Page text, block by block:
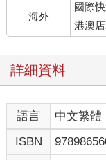
海外
國際
港澳店
詳細資料
語言 中文繁體
ISBN